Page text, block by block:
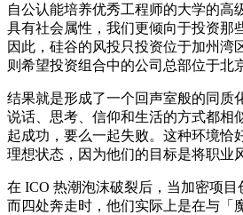
自公认能培养优秀工程师的大学的高
具有社会属性，我们更倾向于投资那
因此，硅谷的风投只投资位于加州湾
则希望投资组合中的公司总部位于北
结果就是形成了一个回声室般的同质
说话、思考、信仰和生活的方式都相
起成功，要么一起失败。这种环境恰
理想状态，因为他们的目标是将职业
在 ICO 热潮泡沫破裂后，当加密项
而四处奔走时，他们实际上是在与「